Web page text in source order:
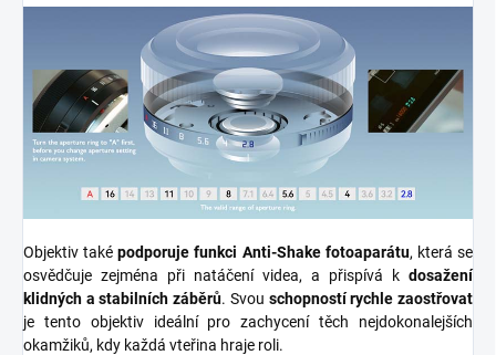
Objektiv taképodporuje funkci Anti-Shake fotoaparátu, která se
osvědčuje zejména při natáčení videa, a přispívá k dosažení
klidných a stabilních záběrů. Svou schopností rychle zaostřovat
je tento objektiv ideální pro zachycení těch nejdokonalejších
okamžiků, kdy každá vteřina hraje roli.